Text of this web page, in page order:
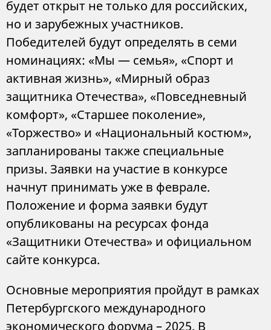
будет открыт не только для российских,
но и зарубежных участников.
Победителей будут определять в семи
номинациях: «Мы — семья», «Спорт и
активная жизнь», «Мирный образ
защитника Отечества», «Повседневный
комфорт», «Старшее поколение»,
«Торжество» и «Национальный костюм»,
запланированы также специальные
призы. Заявки на участие в конкурсе
начнут принимать уже в феврале.
Положение и форма заявки будут
опубликованы на ресурсах фонда
«Защитники Отечества» и официальном
сайте конкурса.
Основные мероприятия пройдут в рамках
Петербургского международного
экономического форума – 2025. В